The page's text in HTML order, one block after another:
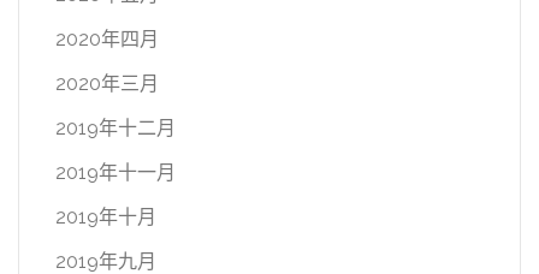
2020年四月
2020年三月
2019年十二月
2019年十一月
2019年十月
2019年九月